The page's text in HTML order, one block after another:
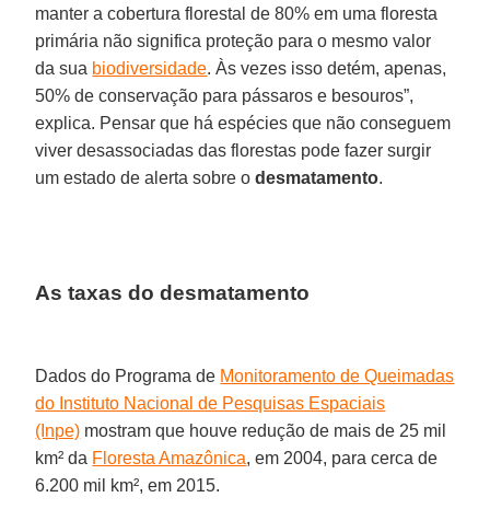
manter a cobertura florestal de 80% em uma floresta
primária não significa proteção para o mesmo valor
da sua biodiversidade. Às vezes isso detém, apenas,
50% de conservação para pássaros e besouros”,
explica. Pensar que há espécies que não conseguem
viver desassociadas das florestas pode fazer surgir
um estado de alerta sobre odesmatamento.
As taxas do desmatamento
Dados do Programa de Monitoramento de Queimadas
do Instituto Nacional de Pesquisas Espaciais
(Inpe) mostram que houve redução de mais de 25 mil
km² da Floresta Amazônica, em 2004, para cerca de
6.200 mil km², em 2015.